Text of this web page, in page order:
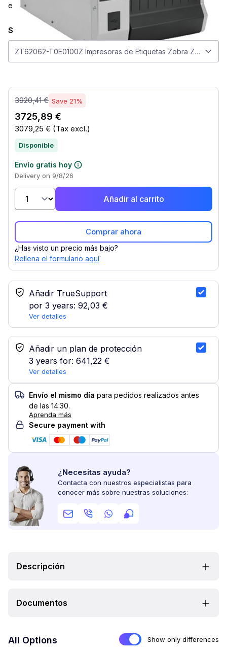
environments.
Seleccionar modelo
ZT62062-T0E0100Z Impresoras de Etiquetas Zebra ZT62062-
3920,41 € Save 21%
3725,89 €
3079,25 € (Tax excl.)
Disponible
Envío gratis hoy
Delivery on 9/8/26
Añadir al carrito
Comprar ahora
¿Has visto un precio más bajo?
Rellena el formulario aquí
Añadir TrueSupport
por 3 years: 92,03 €
Ver detalles
Servicio TrueSupport
Añadir un plan de protección
3 years for: 641,22 €
Ver detalles
Seleccionar plan de protección
Envío el mismo día para pedidos realizados antes
de las 14:30.
Aprenda más
Secure payment with
¿Necesitas ayuda?
Contacta con nuestros especialistas para
conocer más sobre nuestras soluciones:
Descripción
Documentos
Show only differences
All Options